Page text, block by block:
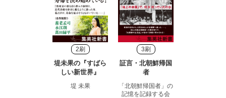
2刷
堤未果の『すばら
しい新世界』
堤 未果
3刷
証言・北朝鮮帰国
者
「北朝鮮帰国者」の
記憶を記録する会